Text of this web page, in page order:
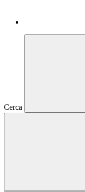
Cerca